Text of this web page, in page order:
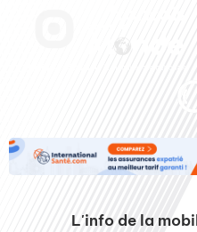
L'info de la